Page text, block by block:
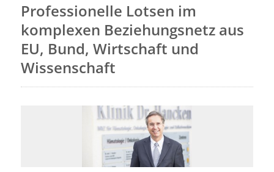
Professionelle Lotsen im
komplexen Beziehungsnetz aus
EU, Bund, Wirtschaft und
Wissenschaft